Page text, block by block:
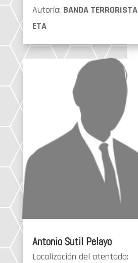
Autoría: BANDA TERRORISTA
ETA
Antonio Sutil Pelayo
Localización del atentado: